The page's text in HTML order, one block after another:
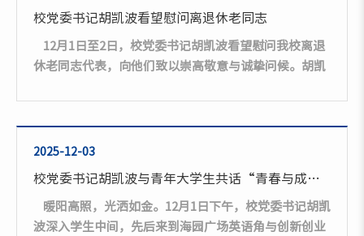
评选出“突出贡献人物”11人，“招引大使”10人。其
中我校肖志海凭借领域内突出业绩与对湖南发展的重要
贡献，...
校党委书记胡凯波看望慰问离退休老同志
12月1日至2日，校党委书记胡凯波看望慰问我校离退
休老同志代表，向他们致以崇高敬意与诚挚问候。胡凯
都与老同志们促膝交谈，详细询问他们身体状况和生活
情况，认真倾听大家对学校建设发展的思考与建议。胡
委书记刘和云教授胡凯波看望慰问原党委书记刘铁铭教
授胡凯波看望慰问唐川林教授胡凯波看望慰问陈征南教
授胡凯波看望慰问李夫泽教授胡凯波代表学校，...
2025-12-03
校党委书记胡凯波与青年大学生共话“青春与成长”
暖阳高照，光洒如金。12月1日下午，校党委书记胡凯
波深入学生中间，先后来到海园广场英语角与创新创业